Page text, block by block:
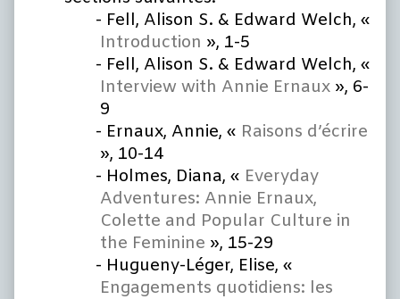
Fell, Alison S. & Edward Welch, «
Introduction », 1-5
Fell, Alison S. & Edward Welch, «
Interview with Annie Ernaux », 6-
9
Ernaux, Annie, « Raisons d’écrire
», 10-14
Holmes, Diana, « Everyday
Adventures: Annie Ernaux,
Colette and Popular Culture in
the Feminine », 15-29
Hugueny-Léger, Elise, «
Engagements quotidiens: les